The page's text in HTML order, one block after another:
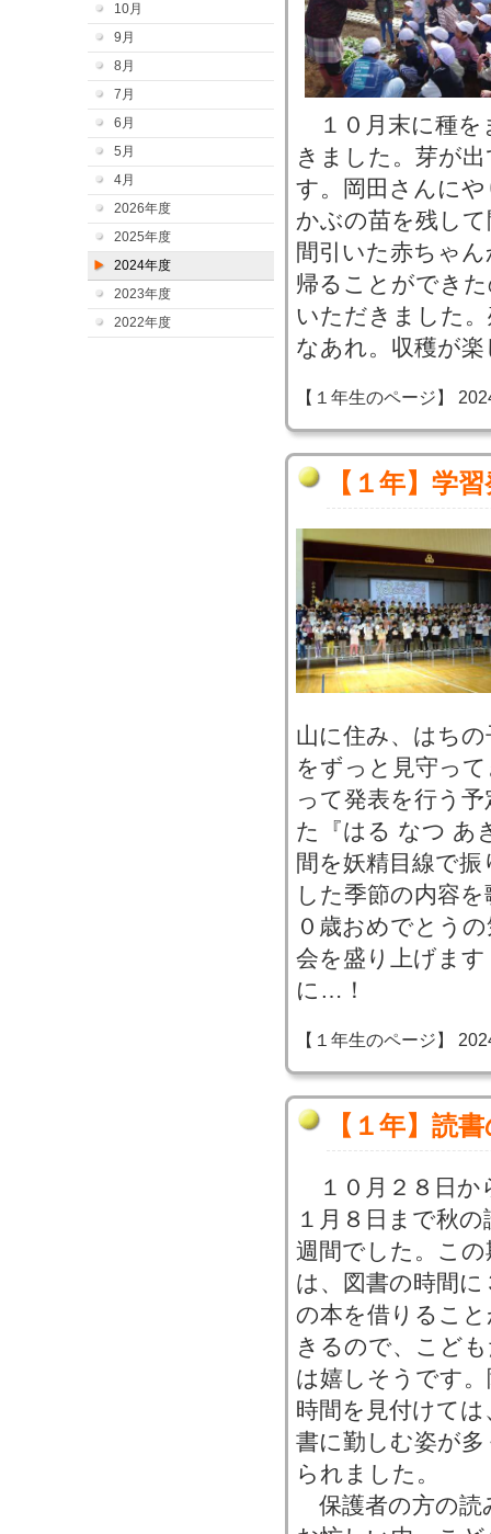
10月
9月
8月
7月
6月
5月
4月
2026年度
2025年度
2024年度
2023年度
2022年度
１０月末に種を
きました。芽が
す。岡田さんに
かぶの苗を残し
間引いた赤ちゃ
帰ることができ
いただきました
なあれ。収穫が
【１年生のページ】
【１年】学
山に住み、はち
をずっと見守っ
って発表を行う
た『はる なつ あ
間を妖精目線で
した季節の内容
０歳おめでとう
会を盛り上げま
に…！
【１年生のページ】
【１年】読
１０月２８日か
１月８日まで秋の
週間でした。この
は、図書の時間に
の本を借りるこ
きるので、こど
は嬉しそうです。
時間を見付けては
書に勤しむ姿が多
られました。
保護者の方の読